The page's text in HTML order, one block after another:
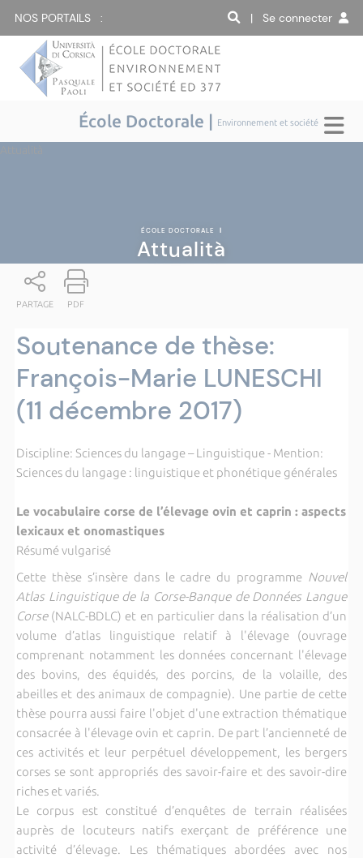
NOS PORTAILS : | Se connecter
École Doctorale | Environnement et société
ÉCOLE DOCTORALE |
Attualità
PARTAGE PDF
Soutenance de thèse:
François-Marie LUNESCHI
(11 décembre 2017)
Discipline: Sciences du langage – Linguistique - Mention:
Sciences du langage : linguistique et phonétique générales
Le vocabulaire corse de l’élevage ovin et caprin : aspects
lexicaux et onomastiques
Résumé vulgarisé
Cette thèse s’insère dans le cadre du programme Nouvel
Atlas Linguistique de la Corse-Banque de Données Langue
Corse(NALC-BDLC) et en particulier dans la réalisation d’un
volume d’atlas linguistique relatif à l'élevage (ouvrage
comprenant notamment les données concernant l'élevage
des bovins, des équidés, des porcins, de la volaille, des
abeilles et des animaux de compagnie). Une partie de cette
thèse pourra aussi faire l'objet d'une extraction thématique
consacrée à l'élevage ovin et caprin. De part l’ancienneté de
ces activités et leur perpétuel développement, les bergers
corses se sont appropriés des savoir-faire et des savoir-dire
riches et variés.
Le corpus est constitué d’enquêtes de terrain réalisées
auprès de locuteurs natifs exerçant de préférence une
activité d’élevage. Les thématiques abordées avec nos